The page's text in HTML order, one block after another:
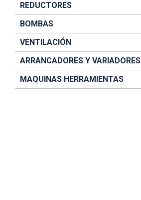
REDUCTORES
BOMBAS
VENTILACIÓN
ARRANCADORES Y VARIADORES
MAQUINAS HERRAMIENTAS